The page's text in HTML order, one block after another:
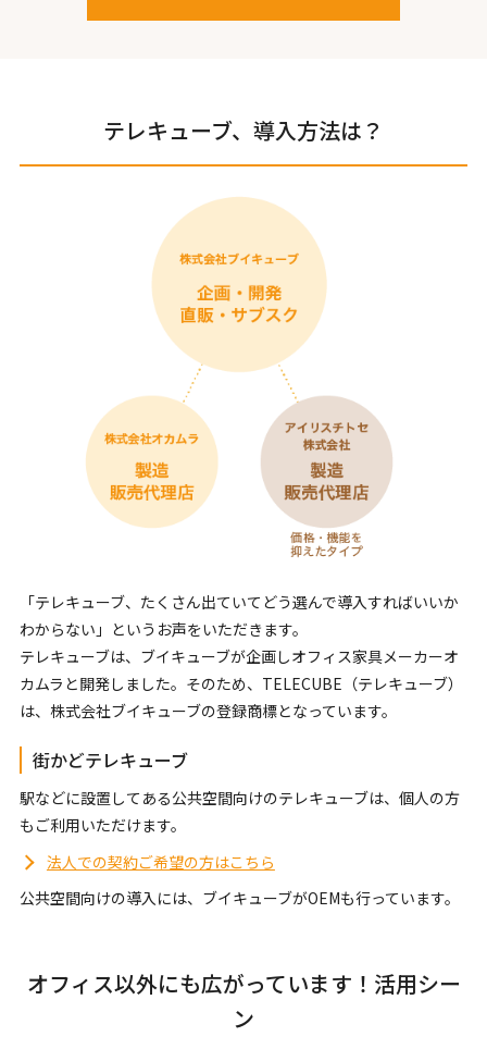
テレキューブ、導入方法は？
「テレキューブ、たくさん出ていてどう選んで導入すればいいか
わからない」というお声をいただきます。
テレキューブは、ブイキューブが企画しオフィス家具メーカーオ
カムラと開発しました。そのため、TELECUBE（テレキューブ）
は、株式会社ブイキューブの登録商標となっています。
街かどテレキューブ
駅などに設置してある公共空間向けのテレキューブは、個人の方
もご利用いただけます。
法人での契約ご希望の方はこちら
公共空間向けの導入には、ブイキューブがOEMも行っています。
オフィス以外にも広がっています！活用シー
ン